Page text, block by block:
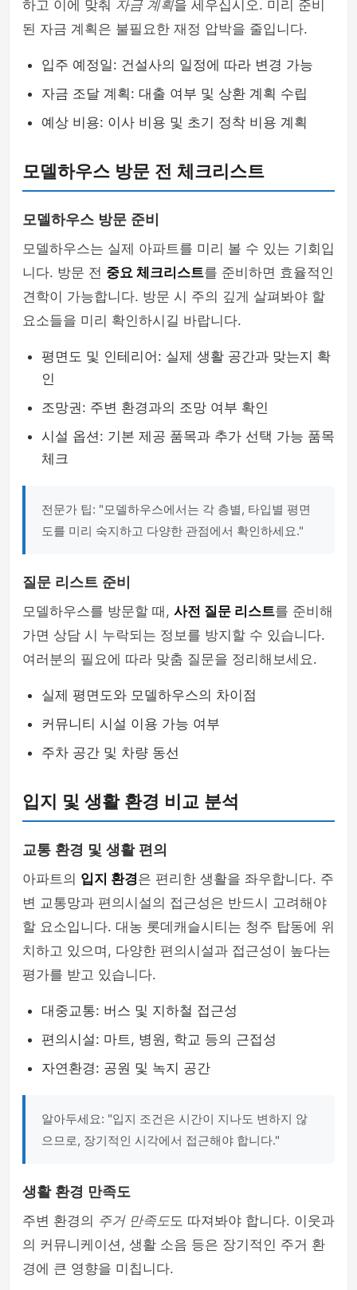
하고 이에 맞춰 자금 계획을 세우십시오. 미리 준비
된 자금 계획은 불필요한 재정 압박을 줄입니다.
입주 예정일: 건설사의 일정에 따라 변경 가능
자금 조달 계획: 대출 여부 및 상환 계획 수립
예상 비용: 이사 비용 및 초기 정착 비용 계획
모델하우스 방문 전 체크리스트
모델하우스 방문 준비
모델하우스는 실제 아파트를 미리 볼 수 있는 기회입
니다. 방문 전 중요 체크리스트를 준비하면 효율적인
견학이 가능합니다. 방문 시 주의 깊게 살펴봐야 할
요소들을 미리 확인하시길 바랍니다.
평면도 및 인테리어: 실제 생활 공간과 맞는지 확
인
조망권: 주변 환경과의 조망 여부 확인
시설 옵션: 기본 제공 품목과 추가 선택 가능 품목
체크
전문가 팁: "모델하우스에서는 각 층별, 타입별 평면
도를 미리 숙지하고 다양한 관점에서 확인하세요."
질문 리스트 준비
모델하우스를 방문할 때, 사전 질문 리스트를 준비해
가면 상담 시 누락되는 정보를 방지할 수 있습니다.
여러분의 필요에 따라 맞춤 질문을 정리해보세요.
실제 평면도와 모델하우스의 차이점
커뮤니티 시설 이용 가능 여부
주차 공간 및 차량 동선
입지 및 생활 환경 비교 분석
교통 환경 및 생활 편의
아파트의 입지 환경은 편리한 생활을 좌우합니다. 주
변 교통망과 편의시설의 접근성은 반드시 고려해야
할 요소입니다. 대농 롯데캐슬시티는 청주 탑동에 위
치하고 있으며, 다양한 편의시설과 접근성이 높다는
평가를 받고 있습니다.
대중교통: 버스 및 지하철 접근성
편의시설: 마트, 병원, 학교 등의 근접성
자연환경: 공원 및 녹지 공간
알아두세요: "입지 조건은 시간이 지나도 변하지 않
으므로, 장기적인 시각에서 접근해야 합니다."
생활 환경 만족도
주변 환경의 주거 만족도도 따져봐야 합니다. 이웃과
의 커뮤니케이션, 생활 소음 등은 장기적인 주거 환
경에 큰 영향을 미칩니다.